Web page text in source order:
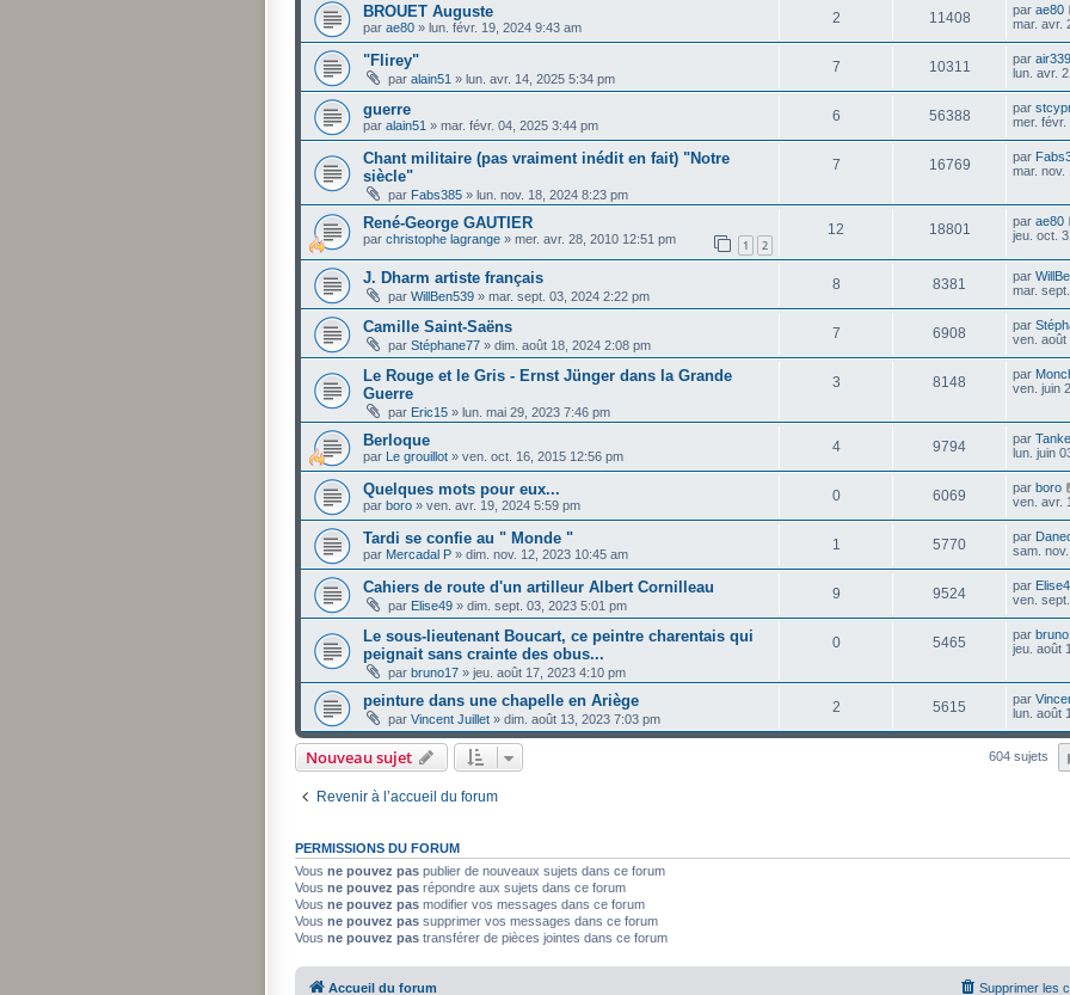
BROUET Auguste
par ae80 » lun. févr. 19, 2024 9:43 am
2 11408 par ae80
mar. avr.
"Flirey"
par alain51 » lun. avr. 14, 2025 5:34 pm
7 10311 par air339
lun. avr.
guerre
par alain51 » mar. févr. 04, 2025 3:44 pm
6 56388 par
mer. févr.
Chant militaire (pas vraiment inédit en fait) "Notre
siècle"
par Fabs385 » lun. nov. 18, 2024 8:23 pm
7 16769 par
mar. nov.
René-George GAUTIER
par christophe lagrange » mer. avr. 28, 2010 12:51 pm 1 2
12 18801 par ae80
jeu. oct.
J. Dharm artiste français
par WillBen539 » mar. sept. 03, 2024 2:22 pm
8 8381 par
mar.
Camille Saint-Saëns
par Stéphane77 » dim. août 18, 2024 2:08 pm
7 6908 par
ven. août
Le Rouge et le Gris - Ernst Jünger dans la Grande
Guerre
par Eric15 » lun. mai 29, 2023 7:46 pm
3 8148 par
ven. juin
Berloque
par Le grouillot » ven. oct. 16, 2015 12:56 pm
4 9794 par
lun. juin
Quelques mots pour eux...
par boro » ven. avr. 19, 2024 5:59 pm
0 6069 par boro
ven. avr.
Tardi se confie au " Monde "
par Mercadal P » dim. nov. 12, 2023 10:45 am
1 5770 par
sam.
Cahiers de route d'un artilleur Albert Cornilleau
par Elise49 » dim. sept. 03, 2023 5:01 pm
9 9524 par
ven.
Le sous-lieutenant Boucart, ce peintre charentais qui
peignait sans crainte des obus...
par bruno17 » jeu. août 17, 2023 4:10 pm
0 5465 par
jeu. août
peinture dans une chapelle en Ariège
par Vincent Juillet » dim. août 13, 2023 7:03 pm
2 5615 par
lun. août
Nouveau sujet 604 sujets
Revenir à l’accueil du forum
PERMISSIONS DU FORUM
Vous ne pouvez pas publier de nouveaux sujets dans ce forum
Vous ne pouvez pas répondre aux sujets dans ce forum
Vous ne pouvez pas modifier vos messages dans ce forum
Vous ne pouvez pas supprimer vos messages dans ce forum
Vous ne pouvez pas transférer de pièces jointes dans ce forum
Accueil du forum Supprimer les